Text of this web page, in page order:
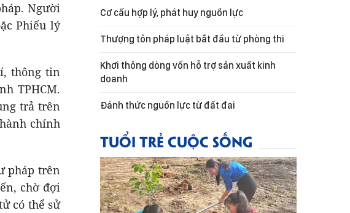
Người
Phiếu lý
thông tin
TPHCM.
trả trên
chính
pháp trên
chờ đợi
có thể sử
Cơ cấu hợp lý, phát huy nguồn lực
Thượng tôn pháp luật bắt đầu từ phòng thi
Khơi thông dòng vốn hỗ trợ sản xuất kinh
doanh
Đánh thức nguồn lực từ đất đai
TUỔI TRẺ CUỘC SỐNG